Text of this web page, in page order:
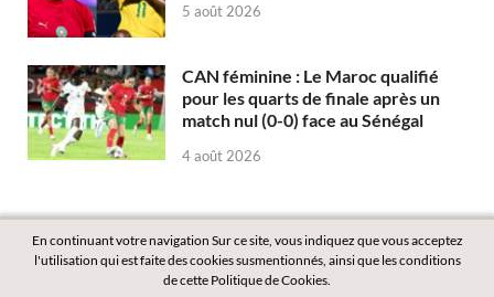
5 août 2026
CAN féminine : Le Maroc qualifié
pour les quarts de finale après un
match nul (0-0) face au Sénégal
4 août 2026
En continuant votre navigation Sur ce site, vous indiquez que vous acceptez
l'utilisation qui est faite des cookies susmentionnés, ainsi que les conditions
de cette Politique de Cookies.